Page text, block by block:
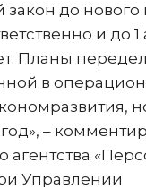
до нового
и до 1
Планы
в
–
Управлении